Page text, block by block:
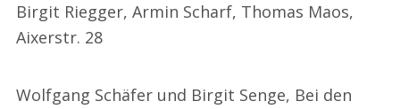
Birgit Riegger, Armin Scharf, Thomas Maos,
Aixerstr. 28
Wolfgang Schäfer und Birgit Senge, Bei den